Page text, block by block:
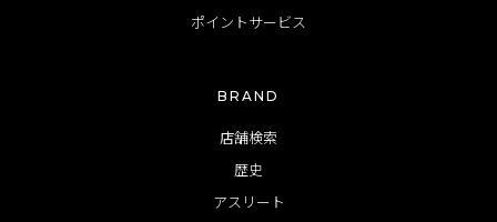
ポイントサービス
BRAND
店舗検索
歴史
アスリート